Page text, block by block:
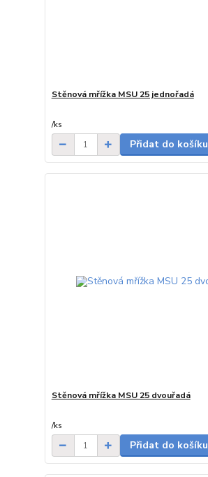
Stěnová mřížka MSU 25 jednořadá
/ks
Přidat do košíku
Stěnová mřížka MSU 25 dvouřadá
/ks
Přidat do košíku